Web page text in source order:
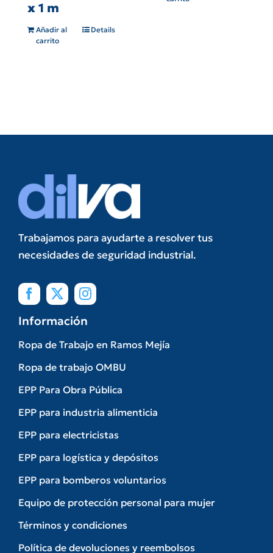
x 1 m
Añadir al
carrito
Details
Trabajamos para ayudarte a resolver tus
necesidades de seguridad industrial.
Información
Ropa de Trabajo en Ramos Mejía
Ropa de trabajo OMBU
EPP Para Obra Pública
EPP para industria alimenticia
EPP para electricistas
EPP para logística y depósitos
EPP para bomberos voluntarios
Equipo de protección personal para mujer
Términos y condiciones
Política de devoluciones y reembolsos